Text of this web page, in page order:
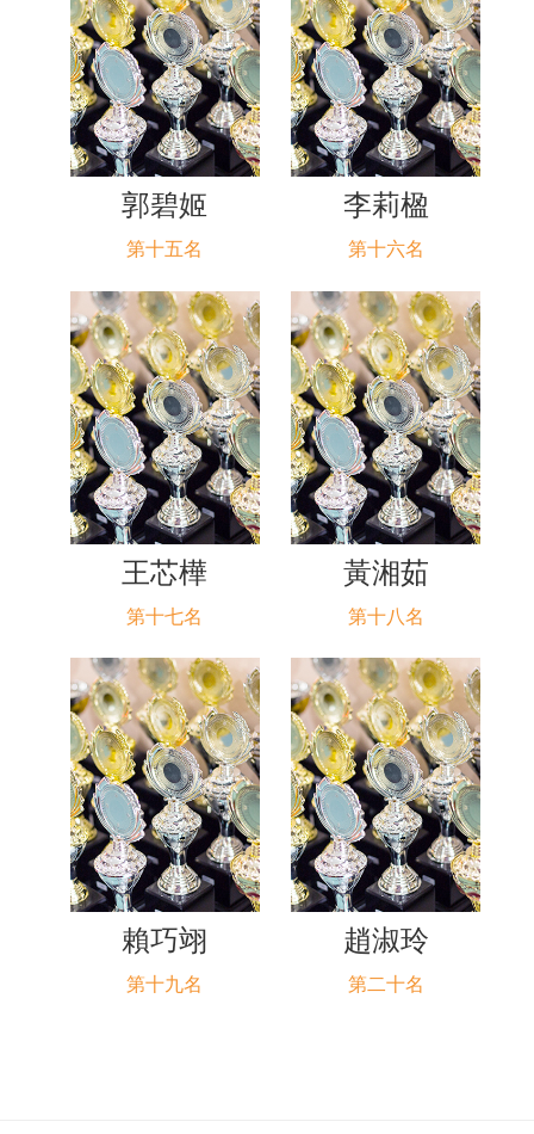
郭碧姬
第十五名
李莉楹
第十六名
王芯樺
第十七名
黃湘茹
第十八名
賴巧翊
第十九名
趙淑玲
第二十名